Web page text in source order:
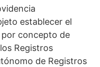
establecer el
concepto de
Registros
de Registros